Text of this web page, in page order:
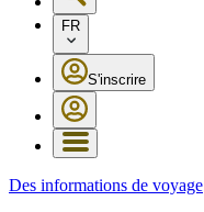
FR
S'inscrire
Des informations de voyage